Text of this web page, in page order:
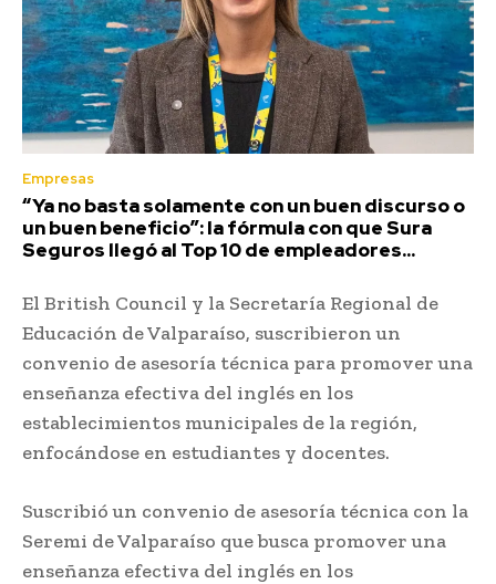
Empresas
“Ya no basta solamente con un buen discurso o
un buen beneficio”: la fórmula con que Sura
Seguros llegó al Top 10 de empleadores...
El British Council y la Secretaría Regional de
Educación de Valparaíso, suscribieron un
convenio de asesoría técnica para promover una
enseñanza efectiva del inglés en los
establecimientos municipales de la región,
enfocándose en estudiantes y docentes.
Suscribió un convenio de asesoría técnica con la
Seremi de Valparaíso que busca promover una
enseñanza efectiva del inglés en los